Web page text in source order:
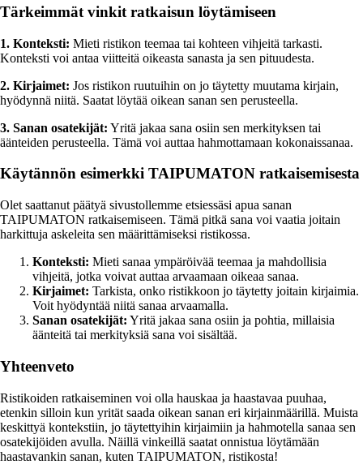
Tärkeimmät vinkit ratkaisun löytämiseen
1. Konteksti: Mieti ristikon teemaa tai kohteen vihjeitä tarkasti.
Konteksti voi antaa viitteitä oikeasta sanasta ja sen pituudesta.
2. Kirjaimet: Jos ristikon ruutuihin on jo täytetty muutama kirjain,
hyödynnä niitä. Saatat löytää oikean sanan sen perusteella.
3. Sanan osatekijät: Yritä jakaa sana osiin sen merkityksen tai
äänteiden perusteella. Tämä voi auttaa hahmottamaan kokonaissanaa.
Käytännön esimerkki TAIPUMATON ratkaisemisesta
Olet saattanut päätyä sivustollemme etsiessäsi apua sanan
TAIPUMATON ratkaisemiseen. Tämä pitkä sana voi vaatia joitain
harkittuja askeleita sen määrittämiseksi ristikossa.
Konteksti: Mieti sanaa ympäröivää teemaa ja mahdollisia
vihjeitä, jotka voivat auttaa arvaamaan oikeaa sanaa.
Kirjaimet: Tarkista, onko ristikkoon jo täytetty joitain kirjaimia.
Voit hyödyntää niitä sanaa arvaamalla.
Sanan osatekijät: Yritä jakaa sana osiin ja pohtia, millaisia
äänteitä tai merkityksiä sana voi sisältää.
Yhteenveto
Ristikoiden ratkaiseminen voi olla hauskaa ja haastavaa puuhaa,
etenkin silloin kun yrität saada oikean sanan eri kirjainmäärillä. Muista
keskittyä kontekstiin, jo täytettyihin kirjaimiin ja hahmotella sanaa sen
osatekijöiden avulla. Näillä vinkeillä saatat onnistua löytämään
haastavankin sanan, kuten TAIPUMATON, ristikosta!